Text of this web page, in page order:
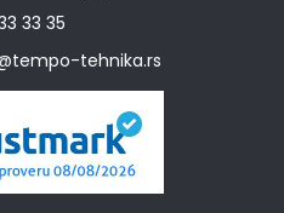
33 35
tehnika.rs